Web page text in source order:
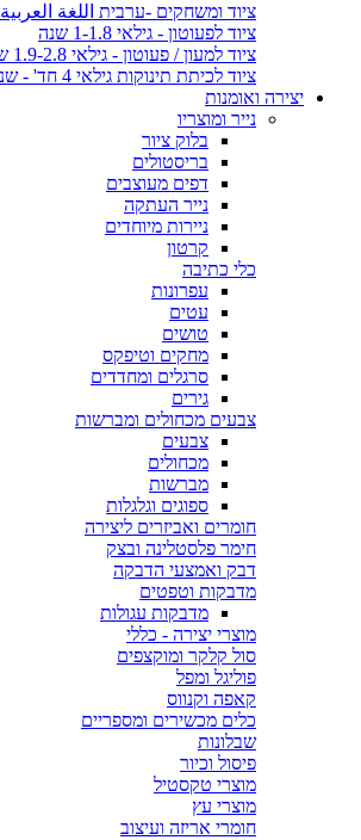
ציוד ומשחקים -ערבית اللغة العربية
ציוד לפעוטון - גילאי 1-1.8 שנה
ציוד למעון / פעוטון - גילאי 1.9-2.8 שנה
ציוד לכיתת תינוקות גילאי 4 חד' - שנה
יצירה ואומנות
נייר ומוצריו
בלוק ציור
בריסטולים
דפים מעוצבים
נייר העתקה
ניירות מיוחדים
קרטון
כלי כתיבה
עפרונות
עטים
טושים
מחקים וטיפקס
סרגלים ומחדדים
גירים
צבעים מכחולים ומברשות
צבעים
מכחולים
מברשות
ספוגים וגלגלות
חומרים ואביזרים ליצירה
חימר פלסטלינה ובצק
דבק ואמצעי הדבקה
מדבקות וטפטים
מדבקות עגולות
מוצרי יצירה - כללי
סול קלקר ומוקצפים
פוליגל ומפל
קאפה וקנווס
כלים מכשירים ומספריים
שבלונות
פיסול וכיור
מוצרי טקסטיל
מוצרי עץ
חומרי אריזה ועיצוב